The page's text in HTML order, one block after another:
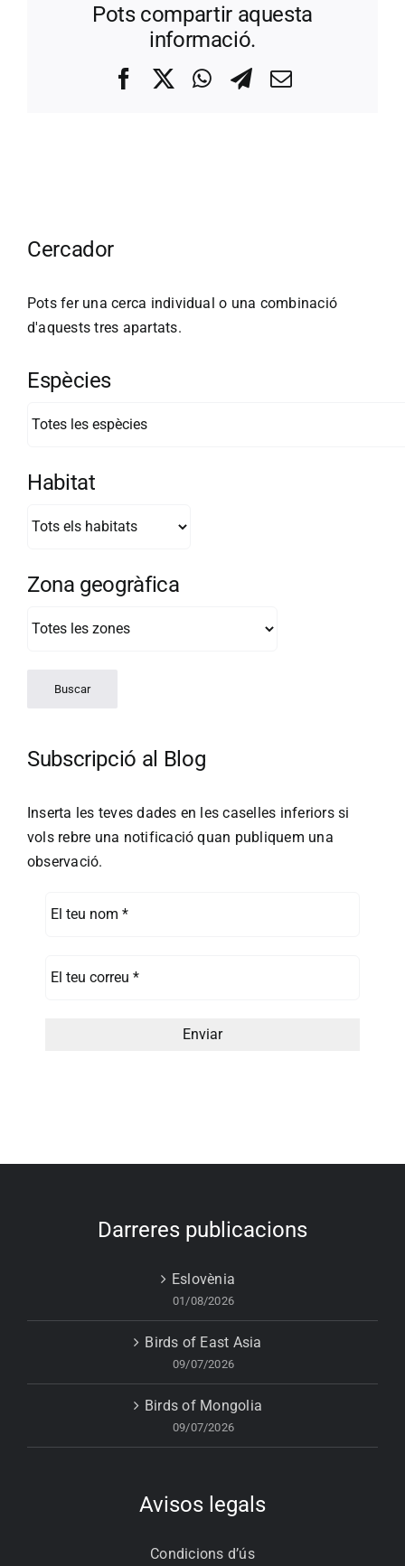
Pots compartir aquesta
informació.
FacebookWhatsApp
Telegram
Correo
Cercador
Pots fer una cerca individual o una combinació
d'aquests tres apartats.
Espècies
Habitat
Zona geogràfica
Subscripció al Blog
Inserta les teves dades en les caselles inferiors si
vols rebre una notificació quan publiquem una
observació.
Darreres publicacions
Eslovènia
01/08/2026
Birds of East Asia
09/07/2026
Birds of Mongolia
09/07/2026
Avisos legals
Condicions d’ús